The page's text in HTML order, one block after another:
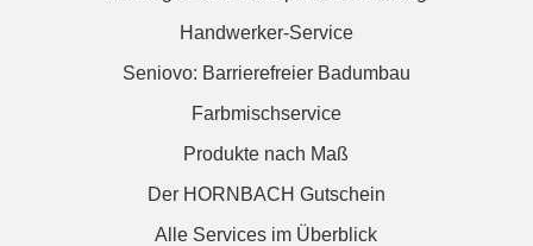
Handwerker-Service
Seniovo: Barrierefreier Badumbau
Farbmischservice
Produkte nach Maß
Der HORNBACH Gutschein
Alle Services im Überblick